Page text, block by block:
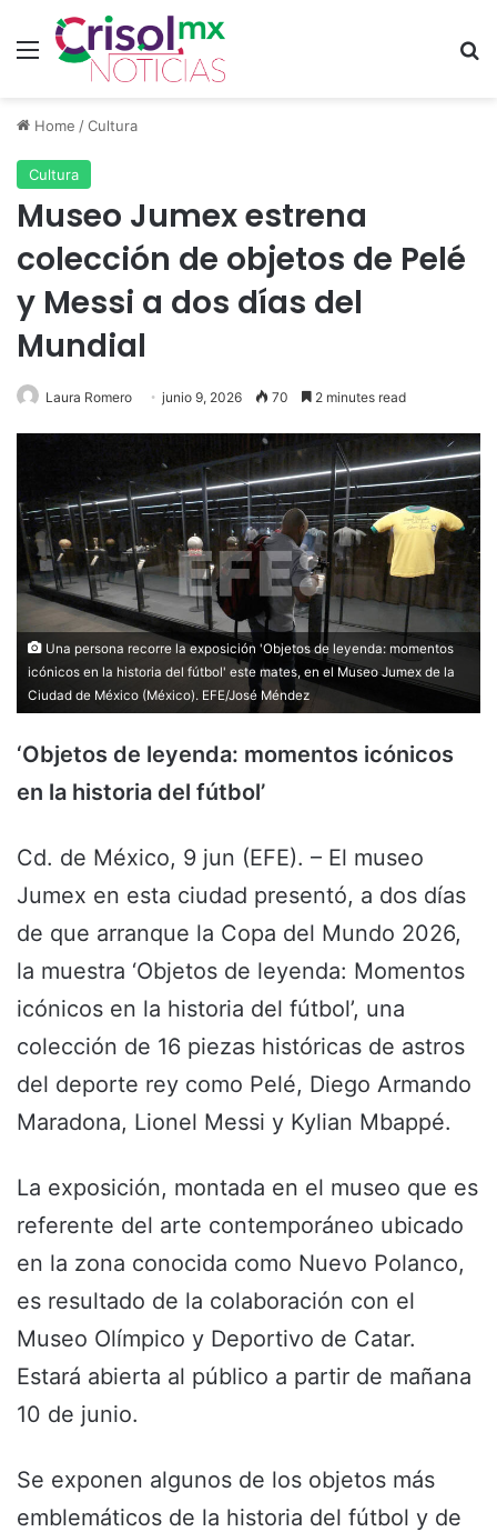
Menu
Home /Cultura
Cultura
Museo Jumex estrena
colección de objetos de Pelé
y Messi a dos días del
Mundial
Laura Romero junio 9, 2026 70 2 minutes read
Una persona recorre la exposición 'Objetos de leyenda: momentos
icónicos en la historia del fútbol' este mates, en el Museo Jumex de la
Ciudad de México (México). EFE/José Méndez
‘Objetos de leyenda: momentos icónicos
en la historia del fútbol’
Cd. de México, 9 jun (EFE). – El museo
Jumex en esta ciudad presentó, a dos días
de que arranque la Copa del Mundo 2026,
la muestra ‘Objetos de leyenda: Momentos
icónicos en la historia del fútbol’, una
colección de 16 piezas históricas de astros
del deporte rey como Pelé, Diego Armando
Maradona, Lionel Messi y Kylian Mbappé.
La exposición, montada en el museo que es
referente del arte contemporáneo ubicado
en la zona conocida como Nuevo Polanco,
es resultado de la colaboración con el
Museo Olímpico y Deportivo de Catar.
Estará abierta al público a partir de mañana
10 de junio.
Se exponen algunos de los objetos más
emblemáticos de la historia del fútbol y de